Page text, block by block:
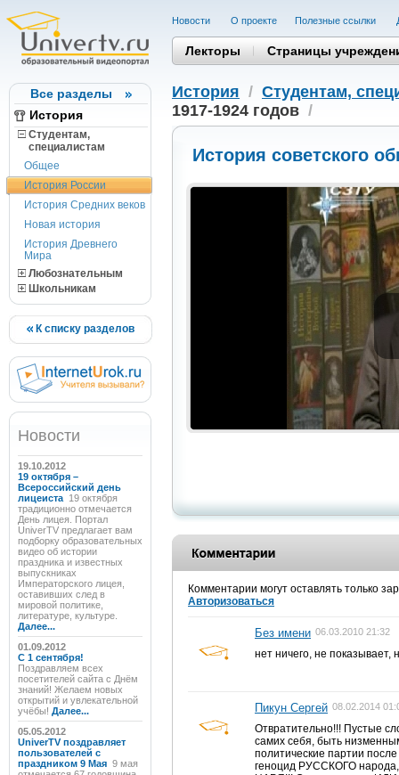
Все разделы
История
Студентам,
cпециалистам
Общее
История России
История Средних веков
Новая история
История Древнего
Мира
Любознательным
Школьникам
К списку разделов
Новости
19.10.2012
19 октября –
Всероссийский день
лицеиста 19 октября
традиционно отмечается
День лицея. Портал
UniverTV предлагает вам
подборку образовательных
видео об истории
праздника и известных
выпускниках
Императорского лицея,
оставивших след в
мировой политике,
литературе, культуре.
Далее...
01.09.2012
C 1 сентября!
Поздравляем всех
посетителей сайта с Днём
знаний! Желаем новых
открытий и увлекательной
учёбы! Далее...
05.05.2012
UniverTV поздравляет
пользователей с
праздником 9 Мая 9 мая
Новости О проекте Полезные cсылки
Лекторы Страницы
История / Студентам,
1917-1924 годов /
История советского
Комментарии могут оставлять только
Авторизоваться
Без имени 06.03.2010 21:32
нет ничего, не показывает,
Пикун Сергей 08.02.2014
Отвратительно!!! Пустые
самих себя, быть
политические партии
геноцид РУССКОГО